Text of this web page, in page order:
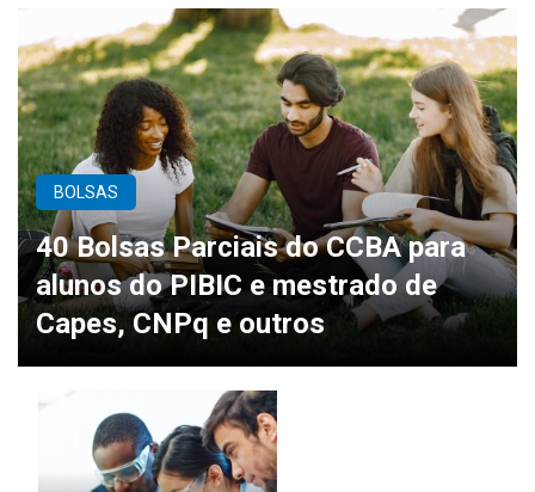
BOLSAS
40 Bolsas Parciais do CCBA para
alunos do PIBIC e mestrado de
Capes, CNPq e outros